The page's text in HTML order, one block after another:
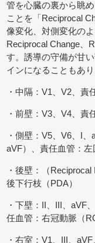
管を心臓の裏から眺
ことを「Reciprocal
像変化、対側変化の
Reciprocal Change、
す。誘導の守備が甘
インになることもあ
・中隔：V1、V2、責
・前壁：V3、V4、責
・側壁：V5、V6、I、
aVF）、責任血管：左
・後壁：（
後下行枝（PDA）
・下壁：II、III、aVF
任血管：右冠動脈（
・右室：V1、III、